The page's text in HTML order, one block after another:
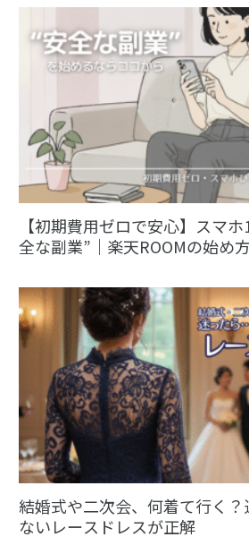
【初期費用ゼロで安心】スマ
全な副業”｜楽天ROOMの始め方
結婚式や二次会、何着て行く？
ないレースドレスが正解